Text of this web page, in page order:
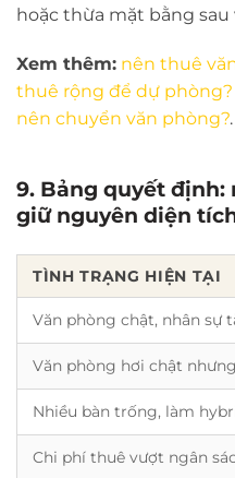
hoặc thừa mặt bằng sau
Xem thêm: nên thuê
thuê rộng để dự phòng?
nên chuyển văn phòng?.
9. Bảng quyết định:
giữ nguyên diện
TÌNH TRẠNG HIỆN TẠI
Văn phòng chật, nhân sự
Văn phòng hơi chật
Nhiều bàn trống, làm
Chi phí thuê vượt ngân